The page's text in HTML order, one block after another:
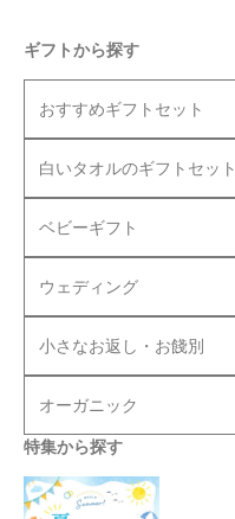
ギフトから探す
おすすめギフトセット
白いタオルのギフトセット
ベビーギフト
ウェディング
小さなお返し・お餞別
オーガニック
特集から探す